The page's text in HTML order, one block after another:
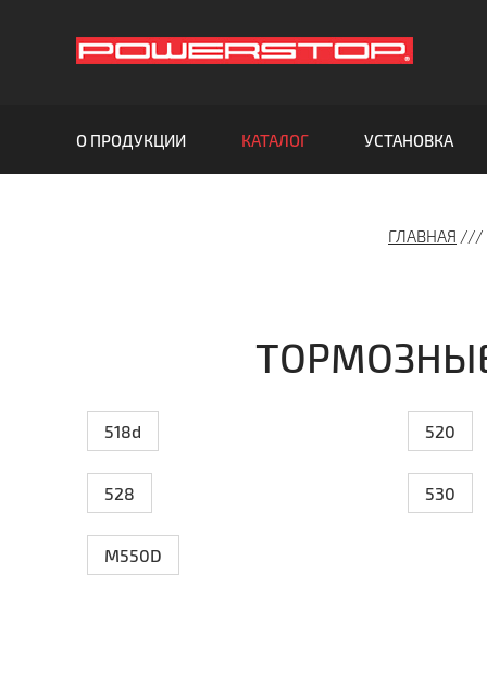
О ПРОДУКЦИИ КАТАЛОГ УСТАНОВКА
ГЛАВНАЯ ///
ТОРМОЗНЫЕ
518d 520
528 530
M550D